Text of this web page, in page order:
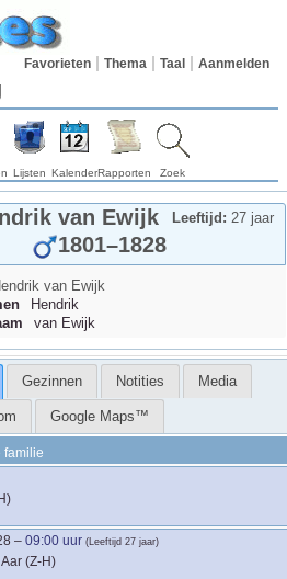
Favorieten Thema Taal Aanmelden
Lijsten KalenderRapporten Zoek
van Ewijk Leeftijd: 27 jaar
1801–1828
van Ewijk
Hendrik
van Ewijk
Gezinnen Notities Media
Google Maps™
familie
– 09:00 uur (Leeftijd 27 jaar)
(Z-H)